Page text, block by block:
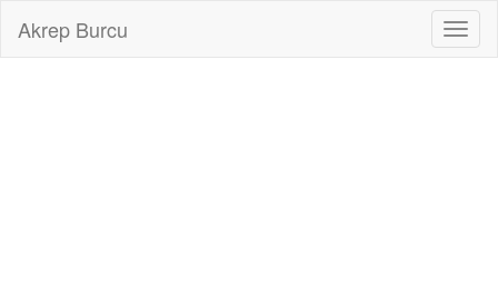
Akrep Burcu